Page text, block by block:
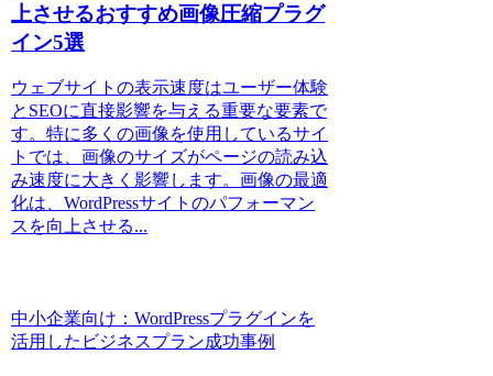
上させるおすすめ画像圧縮プラグ
イン5選
ウェブサイトの表示速度はユーザー体験
とSEOに直接影響を与える重要な要素で
す。特に多くの画像を使用しているサイ
トでは、画像のサイズがページの読み込
み速度に大きく影響します。画像の最適
化は、WordPressサイトのパフォーマン
スを向上させる...
中小企業向け：WordPressプラグインを
活用したビジネスプラン成功事例